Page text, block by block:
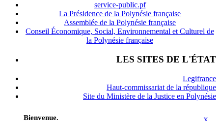
service-public.pf
La Présidence de la Polynésie française
Assemblée de la Polynésie française
Conseil Économique, Social, Environnemental et Culturel de
la Polynésie française
LES SITES DE L'ÉTAT
Legifrance
Haut-commissariat de la république
Site du Ministère de la Justice en Polynésie
Bienvenue.